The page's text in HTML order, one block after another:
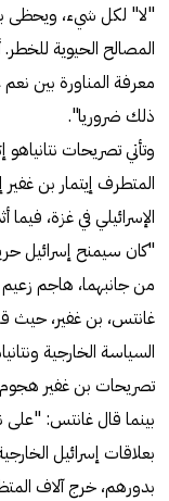
"لا" لكل شيء، ويحظى
المصالح الحيوية
معرفة المناورة بين
ذلك ضروريا".
وتأتي تصريحات نتانياهو
المتطرف إيتمار بن غفير
الإسرائيلي في غزة،
"كان سيمنح إسرائيل
من جانبهما، هاجم
غانتس، بن غفير، حيث
السياسة الخارجية
تصريحات بن غفير هجوم
بينما قال غانتس: "على
بعلاقات إسرائيل
بدورهم، خرج آلاف